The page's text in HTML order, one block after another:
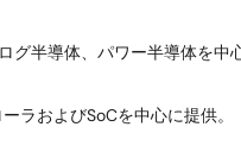
半導体、パワー半導体を中
ラおよびSoCを中心に提供。